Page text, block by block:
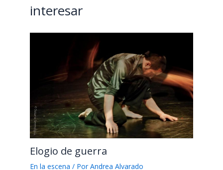
interesar
Elogio de guerra
En la escena / PorAndrea Alvarado